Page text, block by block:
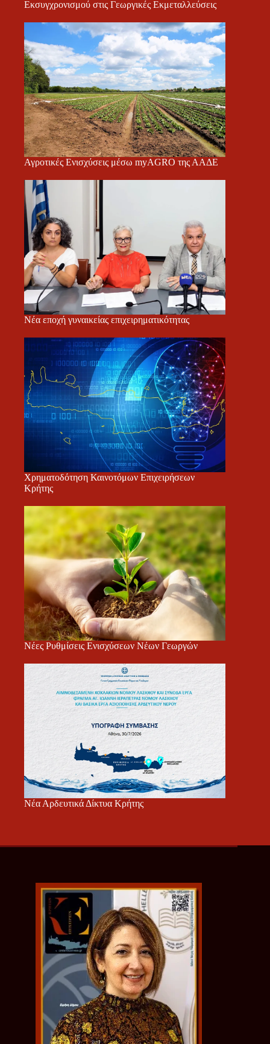
Εκσυγχρονισμού στις Γεωργικές Εκμεταλλεύσεις
Αγροτικές Ενισχύσεις μέσω myAGRO της ΑΑΔΕ
Νέα εποχή γυναικείας επιχειρηματικότητας
Χρηματοδότηση Καινοτόμων Επιχειρήσεων
Κρήτης
Νέες Ρυθμίσεις Ενισχύσεων Νέων Γεωργών
Νέα Αρδευτικά Δίκτυα Κρήτης